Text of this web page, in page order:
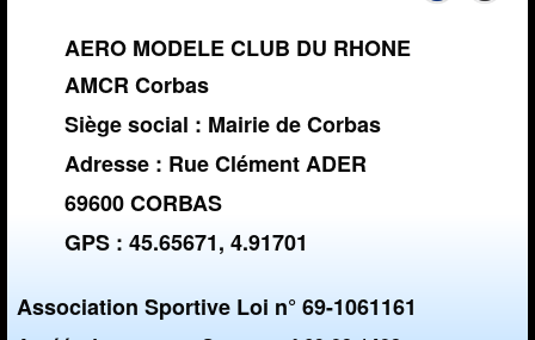
AERO MODELE CLUB DU RHONE
AMCR Corbas
Siège social : Mairie de Corbas
Adresse : Rue Clément ADER
69600 CORBAS
GPS : 45.65671, 4.91701
Association Sportive Loi n° 69-1061161